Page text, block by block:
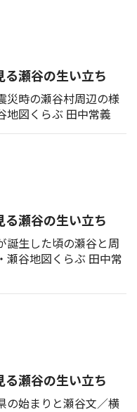
る瀬谷の生い立ち
時の瀬谷村周辺の様
地図くらぶ 田中常義
る瀬谷の生い立ち
生した頃の瀬谷と周
瀬谷地図くらぶ 田中常
る瀬谷の生い立ち
始まりと瀬谷文／横